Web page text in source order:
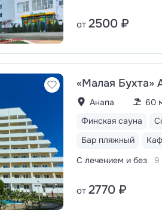
от 2500 ₽
«Малая Бухта»
Анапа
60
Финская сауна
Бар пляжный
С лечением и без
9
от 2770 ₽